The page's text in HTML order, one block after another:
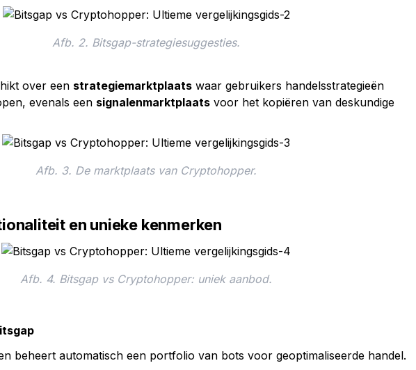
Afb. 2. Bitsgap-strategiesuggesties.
over een strategiemarktplaats waar gebruikers handelsstrategieën
evenals een signalenmarktplaats voor het kopiëren van deskundige
Afb. 3. De marktplaats van Cryptohopper.
en unieke kenmerken
Afb. 4. Bitsgap vs Cryptohopper: uniek aanbod.
beheert automatisch een portfolio van bots voor geoptimaliseerde handel.